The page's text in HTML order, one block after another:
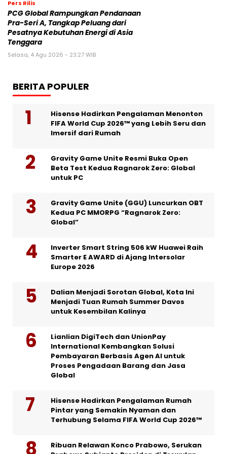
Pers Rilis
PCG Global Rampungkan Pendanaan
Pra-Seri A, Tangkap Peluang dari
Pesatnya Kebutuhan Energi di Asia
Tenggara
Selasa, 4 Agu 2026 - 23:27 WIB
BERITA POPULER
Hisense Hadirkan Pengalaman Menonton
FIFA World Cup 2026™ yang Lebih Seru dan
Imersif dari Rumah
Gravity Game Unite Resmi Buka Open
Beta Test Kedua Ragnarok Zero: Global
untuk PC
Gravity Game Unite (GGU) Luncurkan OBT
Kedua PC MMORPG “Ragnarok Zero:
Global”
Inverter Smart String 506 kW Huawei Raih
Smarter E AWARD di Ajang Intersolar
Europe 2026
Dalian Menjadi Sorotan Global, Kota Ini
Menjadi Tuan Rumah Summer Davos
untuk Kesembilan Kalinya
Lianlian DigiTech dan UnionPay
International Kembangkan Solusi
Pembayaran Berbasis Agen AI untuk
Proses Pengadaan Barang dan Jasa
Global
Hisense Hadirkan Pengalaman Rumah
Pintar yang Semakin Nyaman dan
Terhubung Selama FIFA World Cup 2026™
Ribuan Relawan Konco Prabowo, Serukan